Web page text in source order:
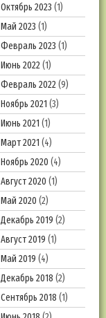
Октябрь 2023 (1)
Май 2023 (1)
Февраль 2023 (1)
Июнь 2022(1)
Февраль 2022(9)
Ноябрь 2021 (3)
Июнь 2021 (1)
Март 2021 (4)
Ноябрь 2020 (4)
Август 2020 (1)
Май 2020 (2)
Декабрь 2019 (2)
Август 2019 (1)
Май 2019 (4)
Декабрь 2018 (2)
Сентябрь 2018 (1)